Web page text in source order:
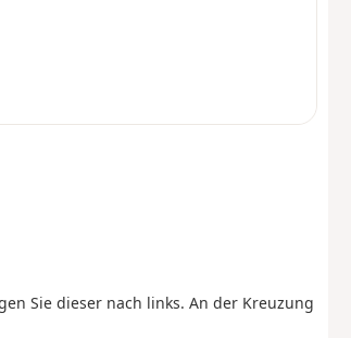
Sie dieser nach links. An der Kreuzung